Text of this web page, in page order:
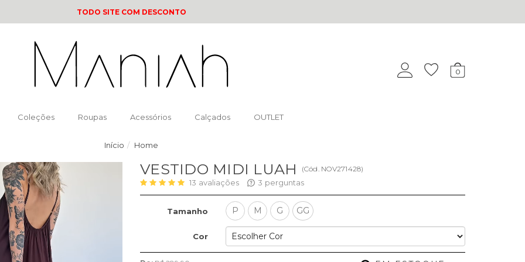
TODO SITE COM DESCONTO
0
Coleções Roupas Acessórios Calçados OUTLET
Início Home
VESTIDO MIDI LUAH (Cód. NOV271428)
13 avaliações 3 perguntas
Tamanho P M G GG
Cor